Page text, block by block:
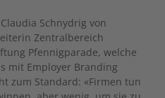
Schnydrig von
Zentralbereich
Pfennigparade, welche
mit Employer Branding
zum Standard: «Firmen tun